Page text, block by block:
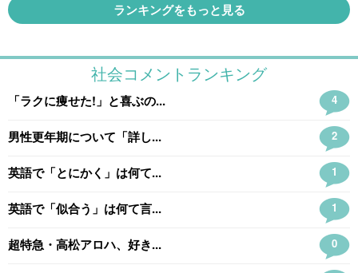
ランキングをもっと見る